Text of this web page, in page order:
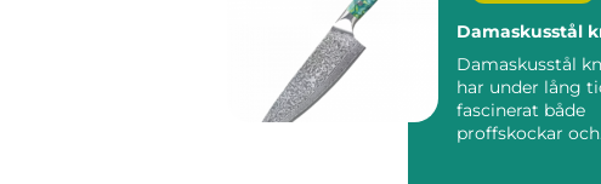
Damaskusstål
Damaskusstål
har under lång
fascinerat både
proffskockar och